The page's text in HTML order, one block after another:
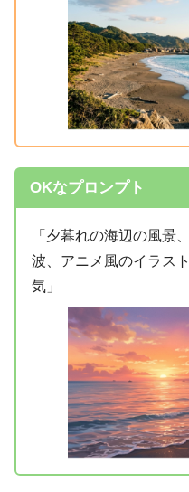
OKなプロンプト
「夕暮れの海辺の風景
波、アニメ風のイラス
気」